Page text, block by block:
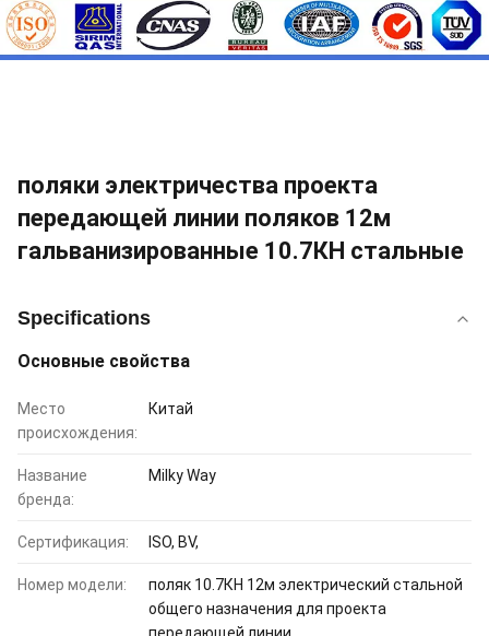
поляки электричества проекта
передающей линии поляков 12м
гальванизированные 10.7КН стальные
Specifications
Основные свойства
Место
происхождения:
Китай
Название
бренда:
Milky Way
Сертификация: ISO, BV,
Номер модели:
поляк 10.7КН 12м электрический стальной
общего назначения для проекта